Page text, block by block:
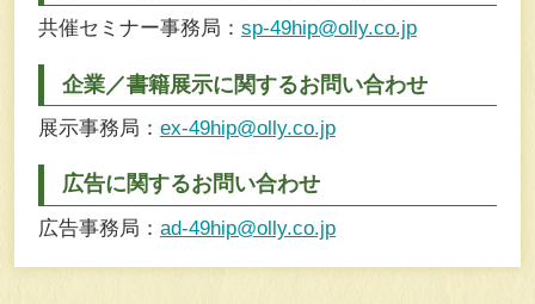
共催セミナー事務局： sp-49hip@olly.co.jp
企業／書籍展示に関するお問い合わせ
展示事務局： ex-49hip@olly.co.jp
広告に関するお問い合わせ
広告事務局： ad-49hip@olly.co.jp